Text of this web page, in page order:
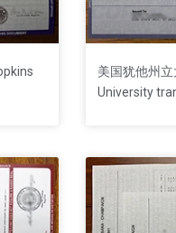
美国犹他州
University